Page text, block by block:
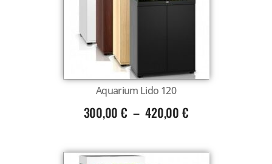
Aquarium Lido 120
300,00 € – 420,00 €